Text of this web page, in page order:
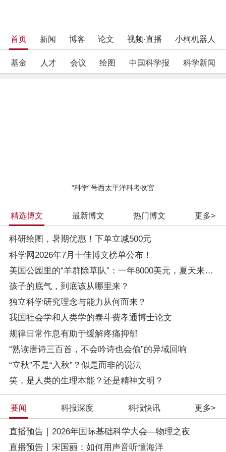
首页 新闻 博客 论文 视频·直播 小柯机器人
基金 人才 会议 绘图 中国科学报 科学新闻
“科学”号西太平洋科考收官
精选博文 最新博文 热门博文 更多>
科研绘图，暑期优惠！下单立减500元
科学网2026年7月十佳博文榜单公布！
美国公园里的“羊群除草队”：一年8000美元，夏天来河边上一次班
孩子的底气，到底该从哪里来？
独立科学研究理念与能力从何而来？
我国社会学和人类学的泰斗费孝通博士论文
规律日常作息有助于缓解疼痛抑郁
“熟读唐诗三百首，不会吟诗也会偷”的异域回响
“立秋”不是“入秋”？似是而非的说法
笑，是人类的生理本能？还是精神文明？
要闻 科报深度 科报快讯 更多>
直播预告｜2026年国际基础科学大会—物理之夜
直播预告丨宋国丽：如何用声音听懂海洋